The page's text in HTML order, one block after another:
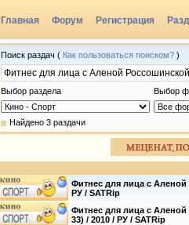
Главная Форум Регистрация
Группы
Поиск раздач ( Как пользоваться поиском? )
Выбор раздела Выбор
Найдено 3 раздачи
Фитнес для лица с Аленой
РУ / SATRip
Фитнес для лица с Аленой
33) / 2010 / РУ / SATRip